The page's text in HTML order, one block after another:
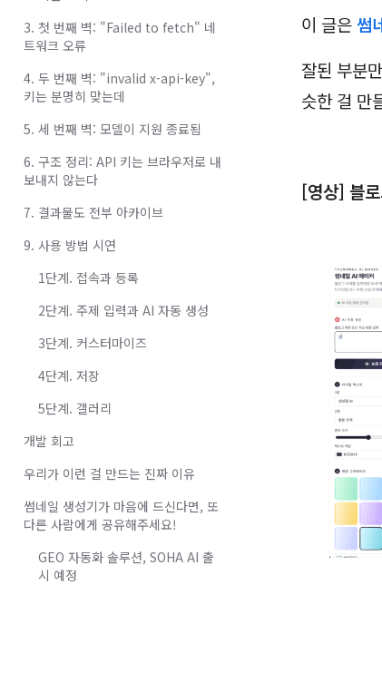
이 글은 썸
잘된 부분
슷한 걸 만
[영상] 블
3. 첫 번째 벽: "Failed to fetch" 네
트워크 오류
4. 두 번째 벽: "invalid x-api-key",
키는 분명히 맞는데
5. 세 번째 벽: 모델이 지원 종료됨
6. 구조 정리: API 키는 브라우저로 내
보내지 않는다
7. 결과물도 전부 아카이브
9. 사용 방법 시연
1단계. 접속과 등록
2단계. 주제 입력과 AI 자동 생성
3단계. 커스터마이즈
4단계. 저장
5단계. 갤러리
개발 회고
우리가 이런 걸 만드는 진짜 이유
썸네일 생성기가 마음에 드신다면, 또
다른 사람에게 공유해주세요!
GEO 자동화 솔루션, SOHA AI 출
시 예정